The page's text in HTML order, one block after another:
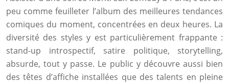
peu comme feuilleter l’album des meilleures tendances
comiques du moment, concentrées en deux heures. La
diversité des styles y est particulièrement frappante :
stand-up introspectif, satire politique, storytelling,
absurde, tout y passe. Le public y découvre aussi bien
des têtes d’affiche installées que des talents en pleine